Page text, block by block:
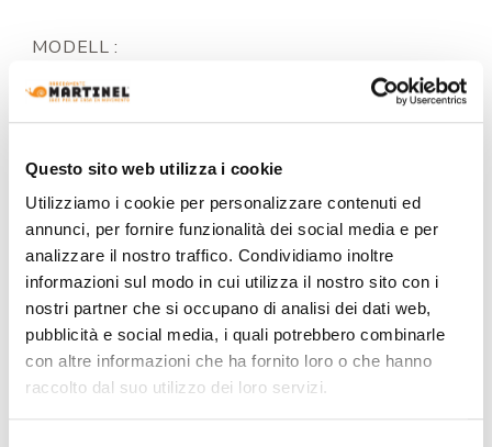
Questo sito web utilizza i cookie
Utilizziamo i cookie per personalizzare contenuti ed
annunci, per fornire funzionalità dei social media e per
analizzare il nostro traffico. Condividiamo inoltre
informazioni sul modo in cui utilizza il nostro sito con i
nostri partner che si occupano di analisi dei dati web,
pubblicità e social media, i quali potrebbero combinarle
con altre informazioni che ha fornito loro o che hanno
raccolto dal suo utilizzo dei loro servizi.
MODELL :
FARBE:
+0€
MENGE: